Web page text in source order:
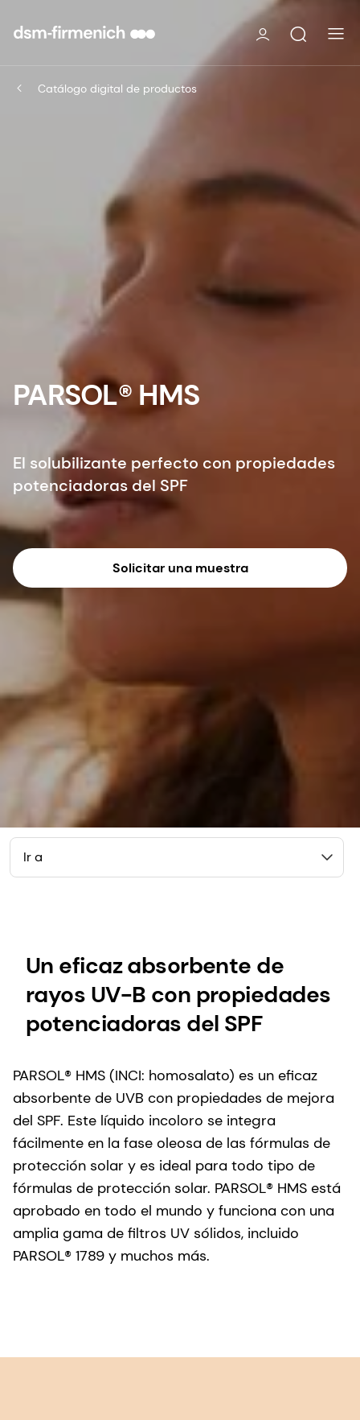
Catálogo digital de productos
PARSOL® HMS
El solubilizante perfecto con propiedades
potenciadoras del SPF
Solicitar una muestra
Ir a
Un eficaz absorbente de
rayos UV-B con propiedades
potenciadoras del SPF
PARSOL® HMS (INCI: homosalato) es un eficaz
absorbente de UVB con propiedades de mejora
del SPF. Este líquido incoloro se integra
fácilmente en la fase oleosa de las fórmulas de
protección solar y es ideal para todo tipo de
fórmulas de protección solar. PARSOL® HMS está
aprobado en todo el mundo y funciona con una
amplia gama de filtros UV sólidos, incluido
PARSOL® 1789 y muchos más.